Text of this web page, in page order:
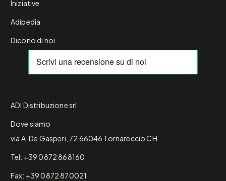
Iniziative
Adipedia
Dicono di noi
ADI Distribuzione srl
Dove siamo
via A. De Gasperi, 72 66046 Tornareccio CH
Tel: +39 0872 868160
Fax: +39 0872 870021